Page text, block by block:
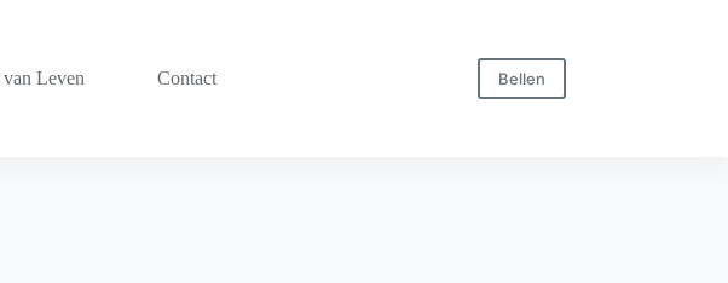
Leven Contact Bellen